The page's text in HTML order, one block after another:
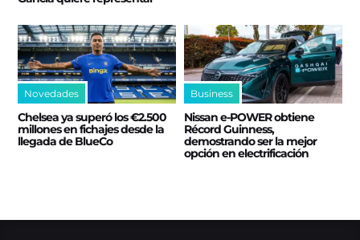
Novedades
Chelsea ya superó los €2.500
millones en fichajes desde la
llegada de BlueCo
Business
Nissan e‑POWER obtiene
Récord Guinness,
demostrando ser la mejor
opción en electrificación